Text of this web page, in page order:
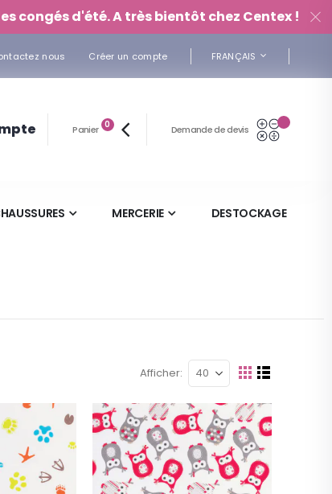
congés d'été. A très bientôt chez Centex !
nous Créer un compte LANGUE
FRANÇAIS
Panier
0articles
Panier Demande de devis Mon
MERCERIE DESTOCKAGE
Afficher
Afficher
GrilleListe